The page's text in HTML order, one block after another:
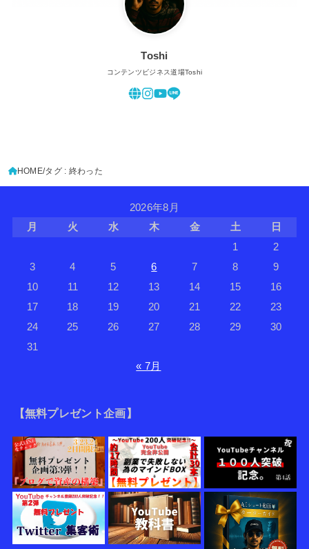
Toshi
コンテンツビジネス道場Toshi
HOME タグ : 終わった
2026年8月
月
火 水 木 金 土
日
1
2
3
4 5 6 7 8
9
10
11 12 13 14 15
16
17
18 19 20 21 22
23
24
25 26 27 28 29
30
31
« 7月
【無料プレゼント企画】